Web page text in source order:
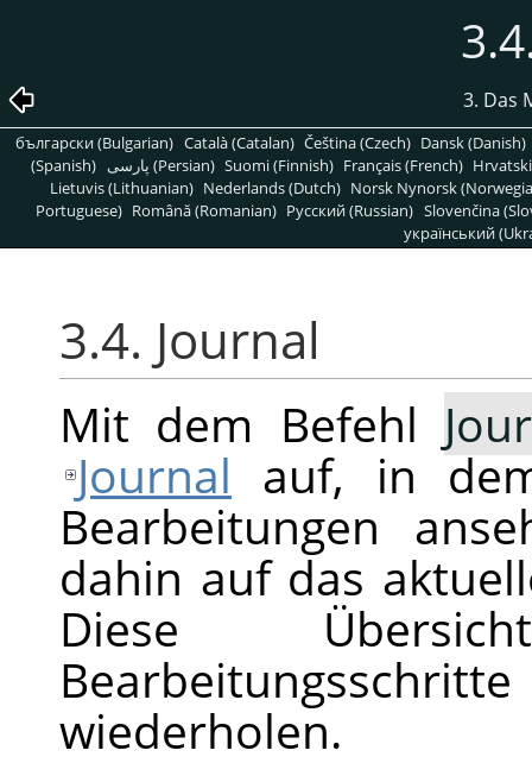
3. Das
български (Bulgarian) Català (Catalan) Čeština (Czech) Dansk (Danish)
(Spanish)
پارسی (Persian) Suomi (Finnish) Français (French)
Lietuvis (Lithuanian) Nederlands (Dutch) Norsk Nynorsk
Portuguese) Română (Romanian) Pусский (Russian) Slovenčina
український
3.4. Journal
Mit dem Befehl
Journal auf, in
Bearbeitungen
dahin auf das
Diese
wiederholen.